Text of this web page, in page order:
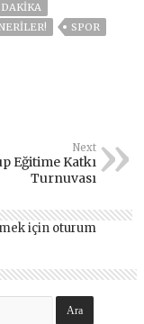
DAKIKA
SPOR
Next
Eğitime Katkı
Turnuvası
için oturum